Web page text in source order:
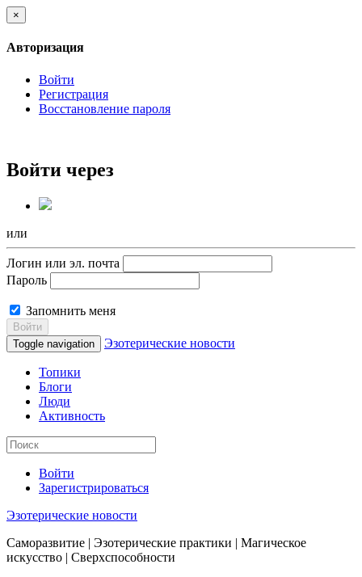
×
Авторизация
Войти
Регистрация
Восстановление пароля
Войти через
или
Логин или эл. почта
Пароль
Запомнить меня
Войти
Toggle navigation
Эзотерические новости
Топики
Блоги
Люди
Активность
Войти
Зарегистрироваться
Эзотерические новости
Саморазвитие | Эзотерические практики | Магическое
искусство | Сверхспособности